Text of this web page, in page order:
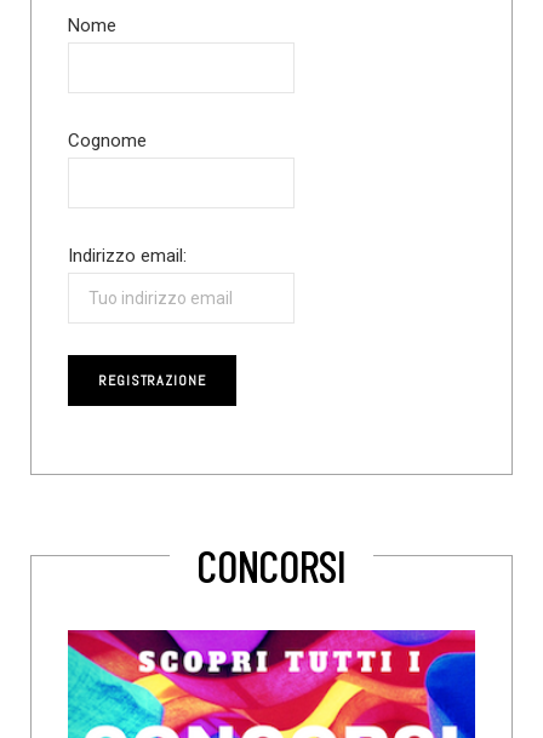
Nome
Cognome
Indirizzo email:
CONCORSI